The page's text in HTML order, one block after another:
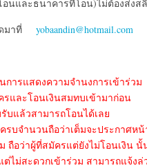
อนและธนาคารที่โอน)ไม่ต้องส่งส
ดมาที่
yobaandin@hotmail.com
การแสดงความจำนงการเข้าร่วม
และโอนเงินสมทบเข้ามาก่อน
บแล้วสามารถโอนได้เลย
รบจำนวนถือว่าเต็มจะประกาศหน้
ถือว่าผู้ที่สมัครแต่ยังไม่โอนเงิน
ต่ไม่สะดวกเข้าร่วม สามารถแจ้ง